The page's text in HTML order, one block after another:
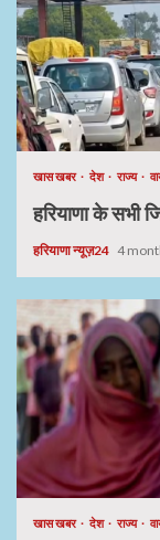
खास खबर देश राज्य
हरियाणा के सभी
हरियाणा न्यूज़24 4
खास खबर देश राज्य